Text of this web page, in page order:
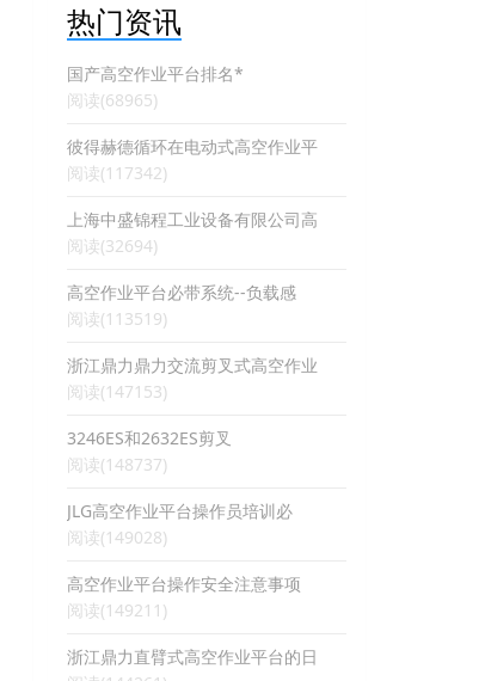
热门资讯
国产高空作业平台排名*
阅读(68965)
彼得赫德循环在电动式高空作业平
阅读(117342)
上海中盛锦程工业设备有限公司高
阅读(32694)
高空作业平台必带系统--负载感
阅读(113519)
浙江鼎力鼎力交流剪叉式高空作业
阅读(147153)
3246ES和2632ES剪叉
阅读(148737)
JLG高空作业平台操作员培训必
阅读(149028)
高空作业平台操作安全注意事项
阅读(149211)
浙江鼎力直臂式高空作业平台的日